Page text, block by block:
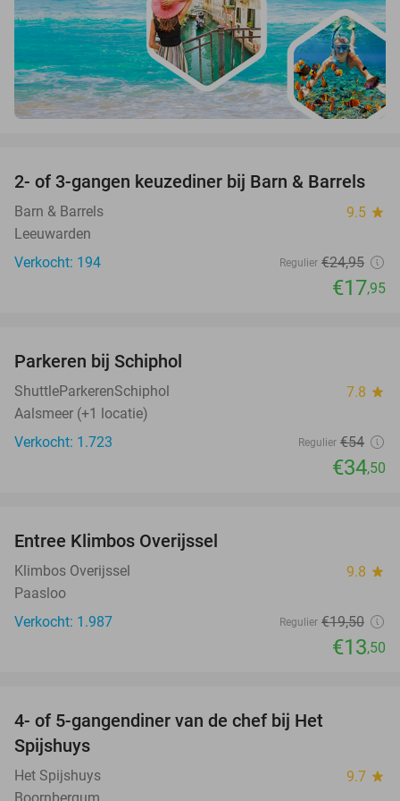
28%
2- of 3-gangen keuzediner bij Barn & Barrels
Barn & Barrels 9.5 star
Leeuwarden
Verkocht: 194
Regulier €24,95
€17,95
Parkeren bij Schiphol
ShuttleParkerenSchiphol 7.8 star
Aalsmeer (+1 locatie)
Verkocht: 1.723
Regulier €54
€34,50
Entree Klimbos Overijssel
Klimbos Overijssel 9.8 star
Paasloo
Verkocht: 1.987
Regulier €19,50
€13,50
4- of 5-gangendiner van de chef bij Het
Spijshuys
Het Spijshuys 9.7 star